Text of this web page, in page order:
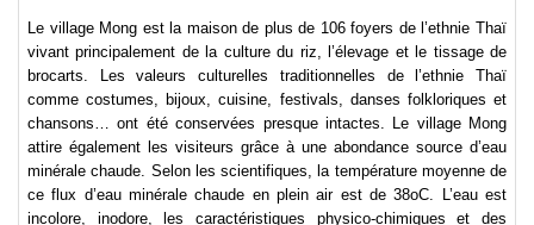
Le village Mong est la maison de plus de 106 foyers de l’ethnie Thaï
vivant principalement de la culture du riz, l’élevage et le tissage de
brocarts. Les valeurs culturelles traditionnelles de l’ethnie Thaï
comme costumes, bijoux, cuisine, festivals, danses folkloriques et
chansons… ont été conservées presque intactes. Le village Mong
attire également les visiteurs grâce à une abondance source d’eau
minérale chaude. Selon les scientifiques, la température moyenne de
ce flux d’eau minérale chaude en plein air est de 38oC. L’eau est
incolore, inodore, les caractéristiques physico-chimiques et des